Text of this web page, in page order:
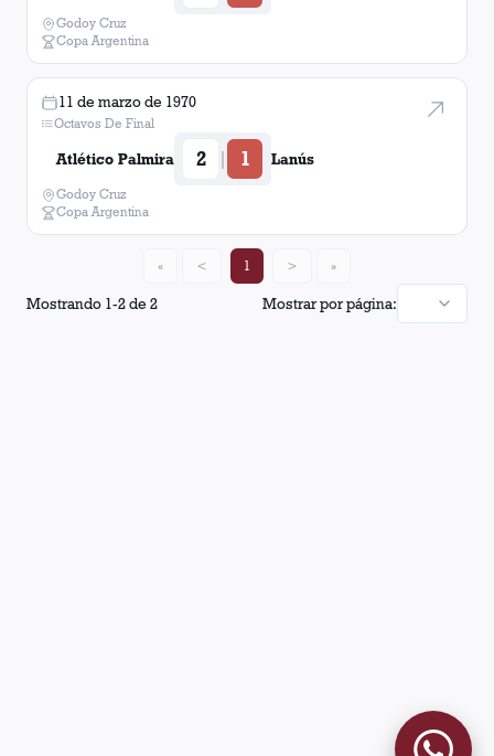
Godoy Cruz
Copa Argentina
11 de marzo de 1970
Octavos De Final
Atlético Palmira 2 | 1 Lanús
Godoy Cruz
Copa Argentina
Mostrando 1-2de2 Mostrar por página:
« < 1 > »